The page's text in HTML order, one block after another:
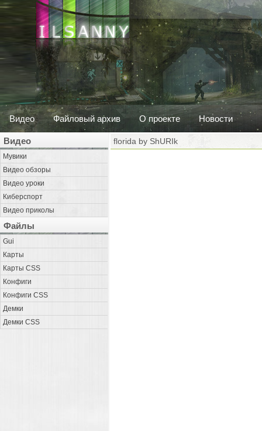
Видео Файловый архив О проекте Новости
Видео
Мувики
Видео обзоры
Видео уроки
Киберспорт
Видео приколы
Файлы
Gui
Карты
Карты CSS
Конфиги
Конфиги CSS
Демки
Демки CSS
florida by ShURIk